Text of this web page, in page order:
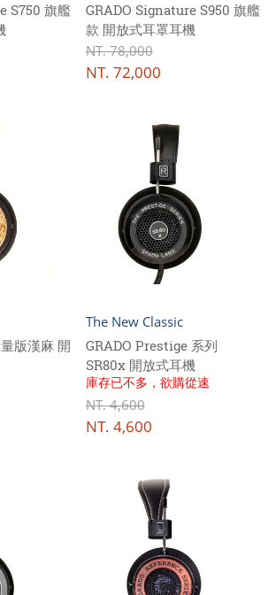
S750 旗艦
GRADO Signature S950 旗艦
款 開放式耳罩耳機
NT.78,000
NT. 72,000
版漢麻 開
The New Classic
GRADO Prestige 系列
SR80x 開放式耳機
庫存已不多，欲購從速
NT.4,600
NT. 4,600